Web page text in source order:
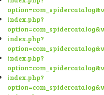
index.php?
index.php?
index.php?
index.php?